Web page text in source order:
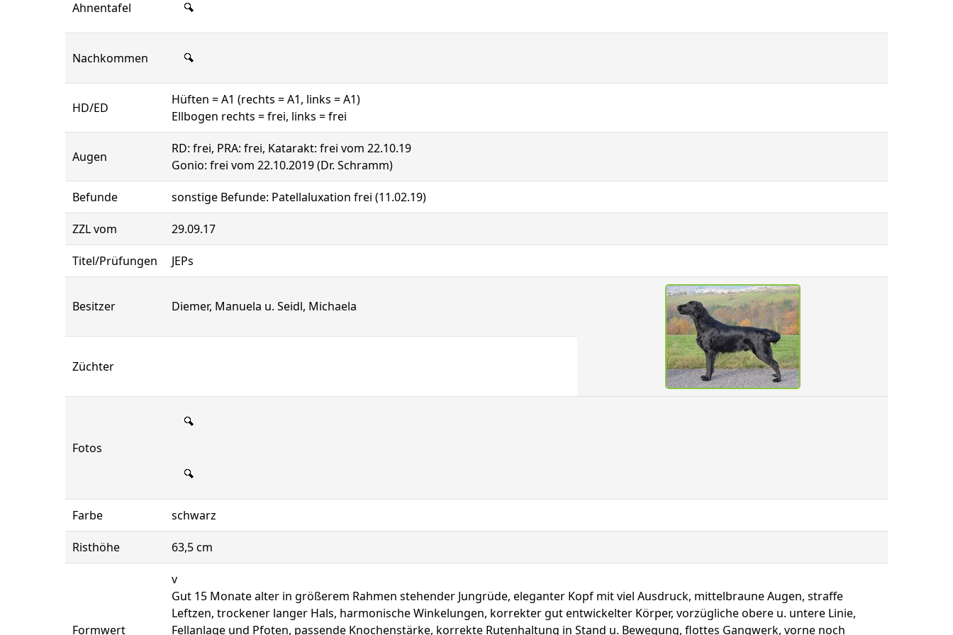
Ahnentafel
Nachkommen
HD/ED
Hüften = A1 (rechts = A1, links = A1)
Ellbogen rechts = frei, links = frei
Augen
RD: frei, PRA: frei, Katarakt: frei vom 22.10.19
Gonio: frei vom 22.10.2019 (Dr. Schramm)
Befunde sonstige Befunde: Patellaluxation frei (11.02.19)
ZZL vom 29.09.17
Titel/Prüfungen JEPs
Besitzer Diemer, Manuela u. Seidl, Michaela
Züchter
Fotos
Farbe schwarz
Risthöhe 63,5 cm
Formwert
v
Gut 15 Monate alter in größerem Rahmen stehender Jungrüde, eleganter Kopf mit viel Ausdruck, mittelbraune Augen, straffe
Leftzen, trockener langer Hals, harmonische Winkelungen, korrekter gut entwickelter Körper, vorzügliche obere u. untere Linie,
Fellanlage und Pfoten, passende Knochenstärke, korrekte Rutenhaltung in Stand u. Bewegung, flottes Gangwerk, vorne noch